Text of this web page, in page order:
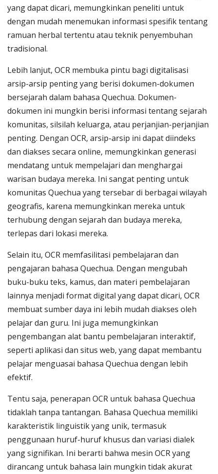
yang dapat dicari, memungkinkan peneliti untuk
dengan mudah menemukan informasi spesifik tentang
ramuan herbal tertentu atau teknik penyembuhan
tradisional.
Lebih lanjut, OCR membuka pintu bagi digitalisasi
arsip-arsip penting yang berisi dokumen-dokumen
bersejarah dalam bahasa Quechua. Dokumen-
dokumen ini mungkin berisi informasi tentang sejarah
komunitas, silsilah keluarga, atau perjanjian-perjanjian
penting. Dengan OCR, arsip-arsip ini dapat diindeks
dan diakses secara online, memungkinkan generasi
mendatang untuk mempelajari dan menghargai
warisan budaya mereka. Ini sangat penting untuk
komunitas Quechua yang tersebar di berbagai wilayah
geografis, karena memungkinkan mereka untuk
terhubung dengan sejarah dan budaya mereka,
terlepas dari lokasi mereka.
Selain itu, OCR memfasilitasi pembelajaran dan
pengajaran bahasa Quechua. Dengan mengubah
buku-buku teks, kamus, dan materi pembelajaran
lainnya menjadi format digital yang dapat dicari, OCR
membuat sumber daya ini lebih mudah diakses oleh
pelajar dan guru. Ini juga memungkinkan
pengembangan alat bantu pembelajaran interaktif,
seperti aplikasi dan situs web, yang dapat membantu
pelajar menguasai bahasa Quechua dengan lebih
efektif.
Tentu saja, penerapan OCR untuk bahasa Quechua
tidaklah tanpa tantangan. Bahasa Quechua memiliki
karakteristik linguistik yang unik, termasuk
penggunaan huruf-huruf khusus dan variasi dialek
yang signifikan. Ini berarti bahwa mesin OCR yang
dirancang untuk bahasa lain mungkin tidak akurat